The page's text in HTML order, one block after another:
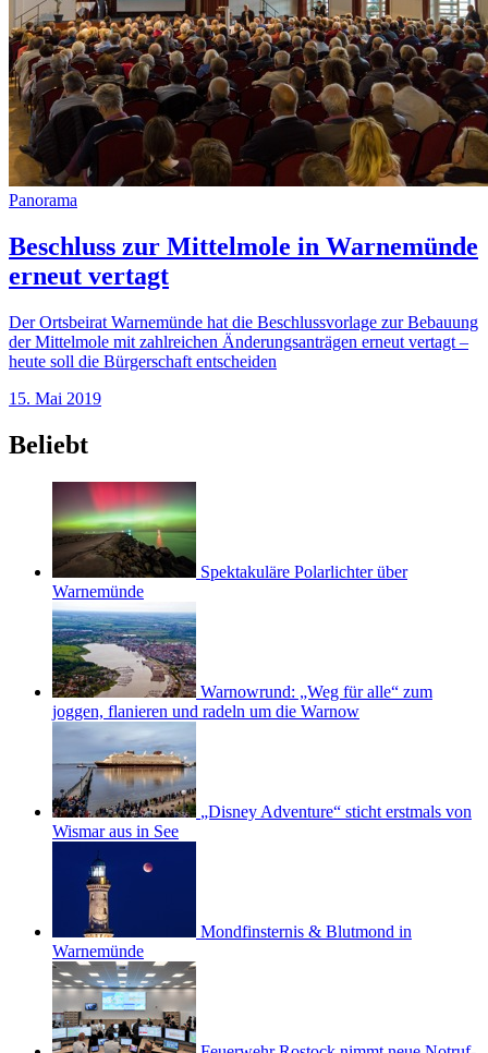
Panorama
Beschluss zur Mittelmole in Warnemünde
erneut vertagt
Der Ortsbeirat Warnemünde hat die Beschlussvorlage zur Bebauung
der Mittelmole mit zahlreichen Änderungsanträgen erneut vertagt –
heute soll die Bürgerschaft entscheiden
15. Mai 2019
Beliebt
Spektakuläre Polarlichter über
Warnemünde
Warnowrund: „Weg für alle“ zum
joggen, flanieren und radeln um die Warnow
„Disney Adventure“ sticht erstmals von
Wismar aus in See
Mondfinsternis & Blutmond in
Warnemünde